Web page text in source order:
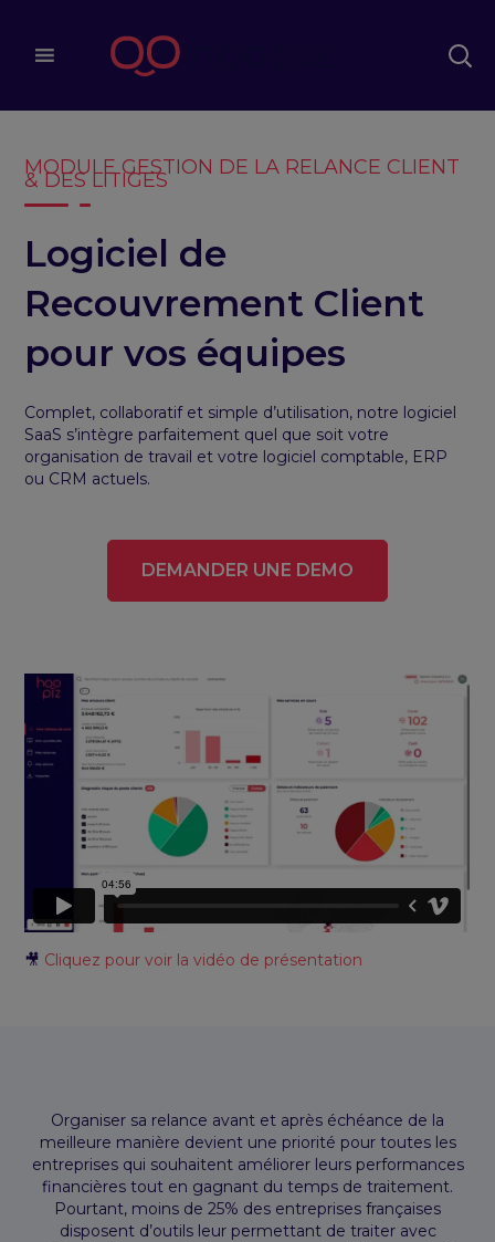
MODULE GESTION DE LA RELANCE CLIENT
& DES LITIGES
Logiciel de
Recouvrement Client
pour vos équipes
Complet, collaboratif et simple d’utilisation, notre logiciel
SaaS s’intègre parfaitement quel que soit votre
organisation de travail et votre logiciel comptable, ERP
ou CRM actuels.
DEMANDER UNE DEMO
🎥 Cliquez pour voir la vidéo de présentation
Organiser sa relance avant et après échéance de la
meilleure manière devient une priorité pour toutes les
entreprises qui souhaitent améliorer leurs performances
financières tout en gagnant du temps de traitement.
Pourtant, moins de 25% des entreprises françaises
disposent d’outils leur permettant de traiter avec